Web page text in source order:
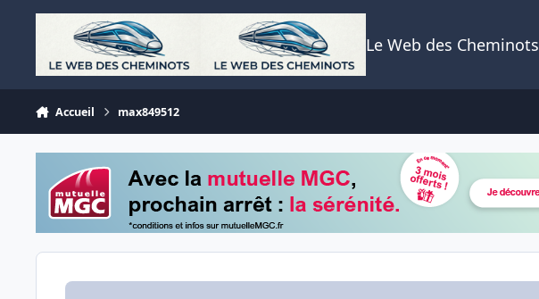
Aller au contenu
Le Web des Cheminots
Accueil max849512